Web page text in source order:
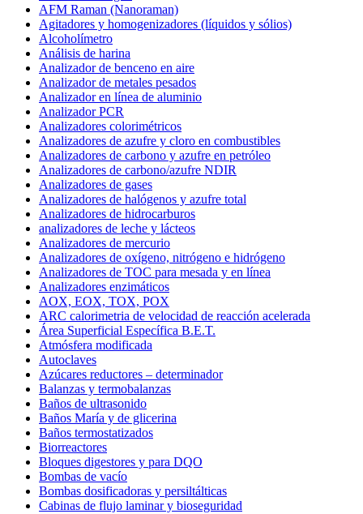
AFM Raman (Nanoraman)
Agitadores y homogenizadores (líquidos y sólios)
Alcoholímetro
Análisis de harina
Analizador de benceno en aire
Analizador de metales pesados
Analizador en línea de aluminio
Analizador PCR
Analizadores colorimétricos
Analizadores de azufre y cloro en combustibles
Analizadores de carbono y azufre en petróleo
Analizadores de carbono/azufre NDIR
Analizadores de gases
Analizadores de halógenos y azufre total
Analizadores de hidrocarburos
analizadores de leche y lácteos
Analizadores de mercurio
Analizadores de oxígeno, nitrógeno e hidrógeno
Analizadores de TOC para mesada y en línea
Analizadores enzimáticos
AOX, EOX, TOX, POX
ARC calorimetria de velocidad de reacción acelerada
Área Superficial Específica B.E.T.
Atmósfera modificada
Autoclaves
Azúcares reductores – determinador
Balanzas y termobalanzas
Baños de ultrasonido
Baños María y de glicerina
Baños termostatizados
Biorreactores
Bloques digestores y para DQO
Bombas de vacío
Bombas dosificadoras y persiltálticas
Cabinas de flujo laminar y bioseguridad